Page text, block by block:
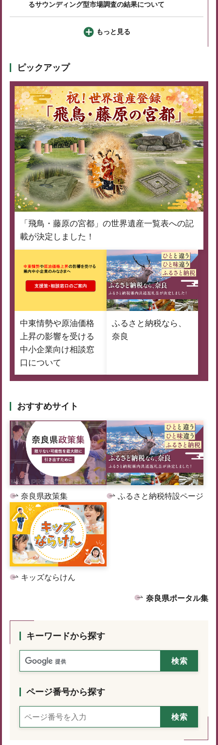
るサウンディング型市場調査の結果について
もっと見る
ピックアップ
「飛鳥・藤原の宮都」の世界遺産一覧表への記
載が決定しました！
中東情勢や原油価格
上昇の影響を受ける
中小企業向け相談窓
口について
ふるさと納税なら、
奈良
おすすめサイト
奈良県政策集 ふるさと納税特設ページ
キッズならけん
奈良県ポータル集
キーワードから探す
ページ番号から探す